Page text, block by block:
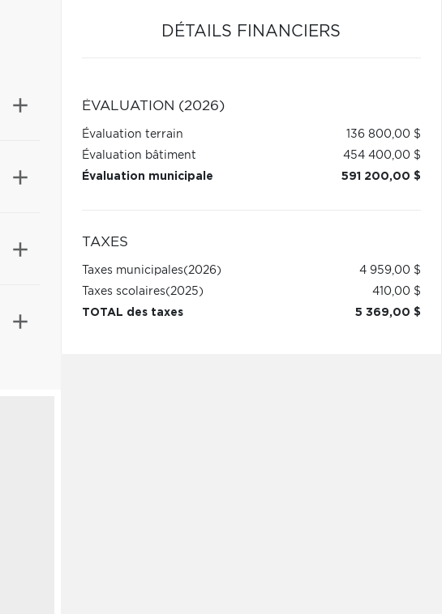
DÉTAILS FINANCIERS
ÉVALUATION (2026)
Évaluation terrain
136 800,00 $
Évaluation bâtiment
454 400,00 $
Évaluation municipale
591 200,00 $
TAXES
Taxes municipales(2026)
4 959,00 $
Taxes scolaires(2025)
410,00 $
TOTAL des taxes
5 369,00 $